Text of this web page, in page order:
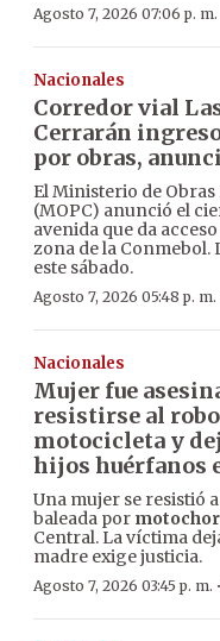
Agosto 7, 2026 07:06 p. m.
Nacionales
Corredor vial
Cerrarán
por obras,
El Ministerio de
(MOPC) anunció el
avenida que da
zona de la Conmebol.
este sábado.
Agosto 7, 2026 05:48 p. m.
Nacionales
Mujer fue
resistirse al robo
motocicleta y
hijos huérfanos
Una mujer se resistió
baleada por
Central. La víctima
madre exige justicia.
Agosto 7, 2026 03:45 p. m. ·